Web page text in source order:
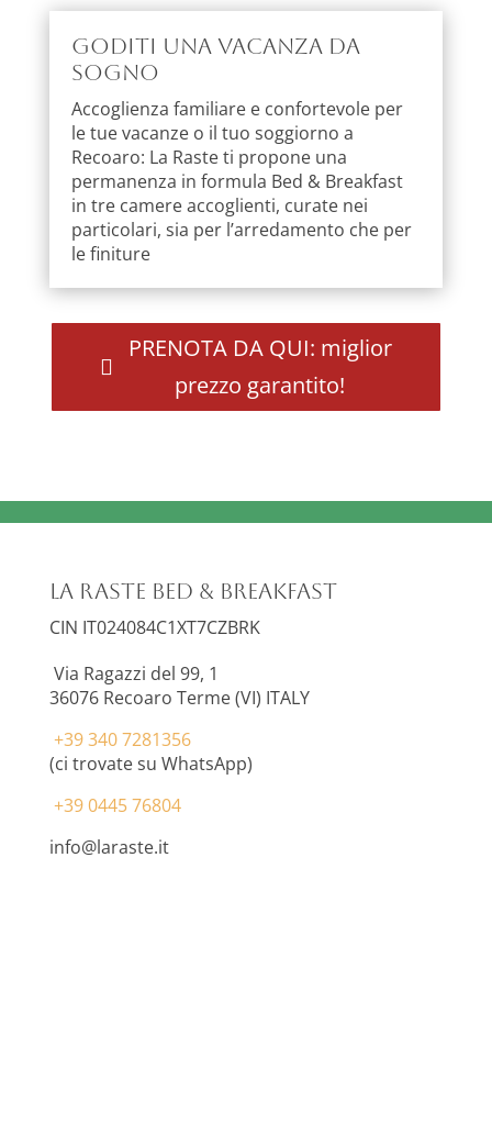
Goditi una vacanza da
sogno
Accoglienza familiare e confortevole per
le tue vacanze o il tuo soggiorno a
Recoaro: La Raste ti propone una
permanenza in formula Bed & Breakfast
in tre camere accoglienti, curate nei
particolari, sia per l’arredamento che per
le finiture
PRENOTA DA QUI: miglior
prezzo garantito!
La Raste Bed & Breakfast
CIN IT024084C1XT7CZBRK
Via Ragazzi del 99, 1
36076 Recoaro Terme (VI) ITALY
+39 340 7281356
(ci trovate su WhatsApp)
+39 0445 76804
info@laraste.it